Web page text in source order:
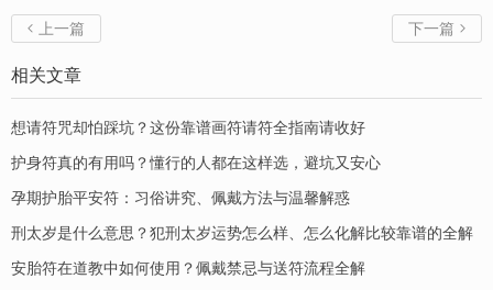
 上一篇 下一篇 
相关文章
想请符咒却怕踩坑？这份靠谱画符请符全指南请收好
护身符真的有用吗？懂行的人都在这样选，避坑又安心
孕期护胎平安符：习俗讲究、佩戴方法与温馨解惑
刑太岁是什么意思？犯刑太岁运势怎么样、怎么化解比较靠谱的全解
安胎符在道教中如何使用？佩戴禁忌与送符流程全解